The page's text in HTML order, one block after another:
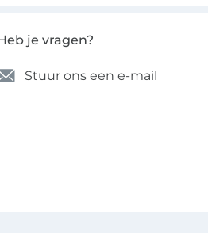
je vragen?
Stuur ons een e-mail